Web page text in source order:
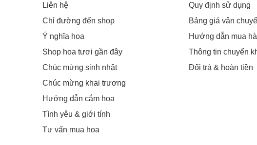
Liên hệ
Chỉ đường đến shop
Ý nghĩa hoa
Shop hoa tươi gần đây
Chúc mừng sinh nhật
Chúc mừng khai trương
Hướng dẫn cắm hoa
Tình yêu & giới tính
Tư vấn mua hoa
Quy định sử dụng
Bảng giá vận
Hướng dẫn mua
Thông tin chuyển
Đổi trả & hoàn tiền